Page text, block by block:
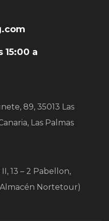
15:00 a
89, 35013 Las
Las Palmas
13 – 2 Pabellon,
Nortetour)